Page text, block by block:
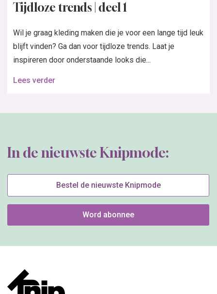
Tijdloze trends | deel 1
Wil je graag kleding maken die je voor een lange tijd leuk
blijft vinden? Ga dan voor tijdloze trends. Laat je
inspireren door onderstaande looks die...
Lees verder
In de nieuwste Knipmode:
Bestel de nieuwste Knipmode
Word abonnee